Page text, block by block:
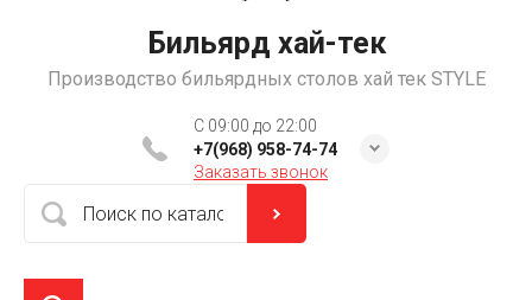
Бильярд хай-тек
Производство бильярдных столов хай тек STYLE
C 09:00 до 22:00
+7(968) 958-74-74
Заказать звонок